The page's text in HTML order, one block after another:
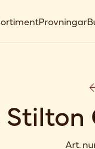
Provningar
Stilton
Art.